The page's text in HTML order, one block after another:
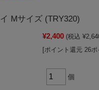
Mサイズ (TRY320)
¥2,400 (税込
[ポイント還元 26ポ
個